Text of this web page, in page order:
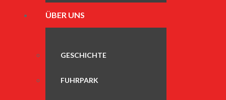
ÜBER UNS
GESCHICHTE
FUHRPARK